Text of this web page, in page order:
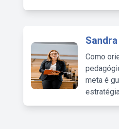
Sandra
Como
meta é